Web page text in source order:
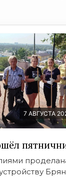
7 АВГУСТА